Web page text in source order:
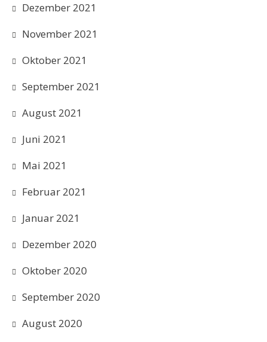
Dezember 2021
November 2021
Oktober 2021
September 2021
August 2021
Juni 2021
Mai 2021
Februar 2021
Januar 2021
Dezember 2020
Oktober 2020
September 2020
August 2020